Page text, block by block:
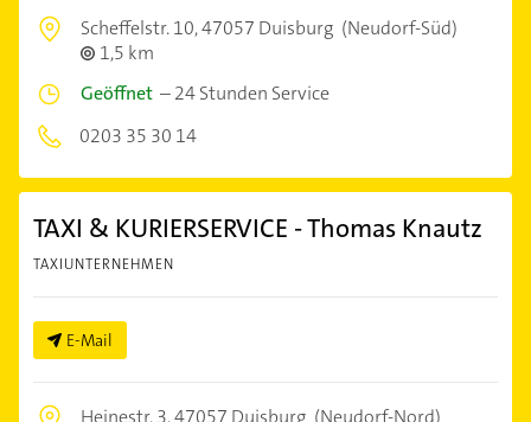
Scheffelstr. 10,47057 Duisburg (Neudorf-Süd)
1,5 km
Geöffnet –24 Stunden Service
0203 35 30 14
TAXI & KURIERSERVICE - Thomas Knautz
TAXIUNTERNEHMEN
E-Mail
Heinestr. 3,47057 Duisburg (Neudorf-Nord)